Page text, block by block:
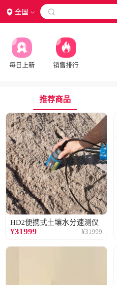
全国 
每日上新 销售排行
推荐商品
HD2便携式土壤水分速测仪
¥31999 ¥31999